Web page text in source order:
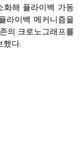
화해 플라이백 가동
라이백 메커니즘을
의 크로노그래프를
했다.